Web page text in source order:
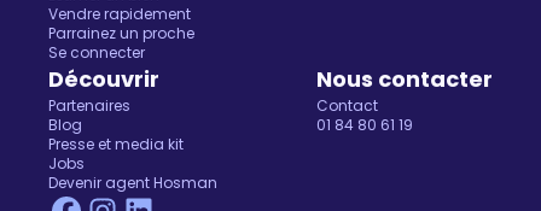
Vendre rapidement
Parrainez un proche
Se connecter
Découvrir
Partenaires
Blog
Presse et media kit
Jobs
Devenir agent Hosman
Nous contacter
Contact
01 84 80 61 19